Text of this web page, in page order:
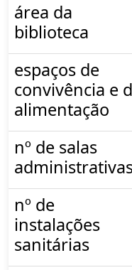
área da
biblioteca
espaços de
convivência e
alimentação
nº de salas
nº de
instalações
sanitárias